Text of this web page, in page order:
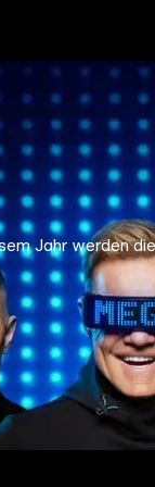
Jahr werden